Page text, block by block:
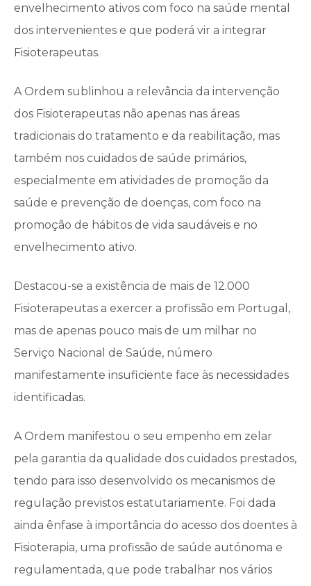
envelhecimento ativos com foco na saúde mental
dos intervenientes e que poderá vir a integrar
Fisioterapeutas.
A Ordem sublinhou a relevância da intervenção
dos Fisioterapeutas não apenas nas áreas
tradicionais do tratamento e da reabilitação, mas
também nos cuidados de saúde primários,
especialmente em atividades de promoção da
saúde e prevenção de doenças, com foco na
promoção de hábitos de vida saudáveis e no
envelhecimento ativo.
Destacou-se a existência de mais de 12.000
Fisioterapeutas a exercer a profissão em Portugal,
mas de apenas pouco mais de um milhar no
Serviço Nacional de Saúde, número
manifestamente insuficiente face às necessidades
identificadas.
A Ordem manifestou o seu empenho em zelar
pela garantia da qualidade dos cuidados prestados,
tendo para isso desenvolvido os mecanismos de
regulação previstos estatutariamente. Foi dada
ainda ênfase à importância do acesso dos doentes à
Fisioterapia, uma profissão de saúde autónoma e
regulamentada, que pode trabalhar nos vários